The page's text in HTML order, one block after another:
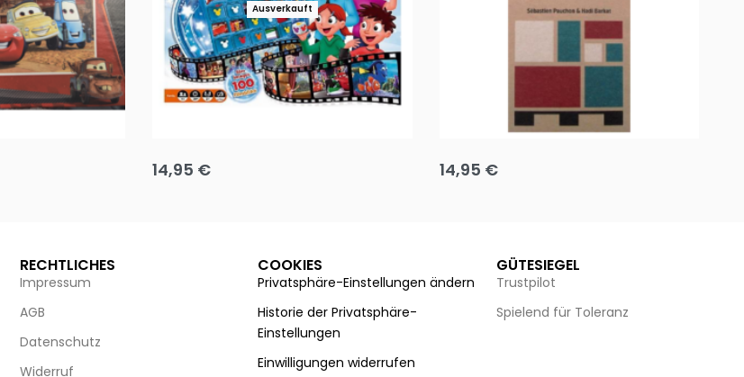
Ausverkauft
14,95 €
Team up
14,95 €
RECHTLICHES
Impressum
AGB
Datenschutz
Widerruf
COOKIES
Privatsphäre-Einstellungen ändern
Historie der Privatsphäre-
Einstellungen
Einwilligungen widerrufen
GÜTESIEGEL
Trustpilot
Spielend für Toleranz